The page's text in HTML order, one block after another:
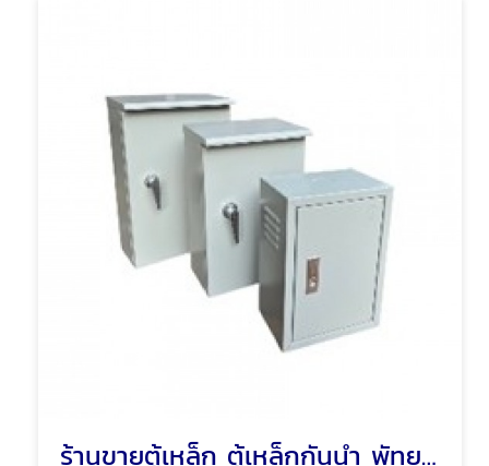
ร้านขายตู้เหล็ก ตู้เหล็กกันน้ำ พัทยา ชลบุรี